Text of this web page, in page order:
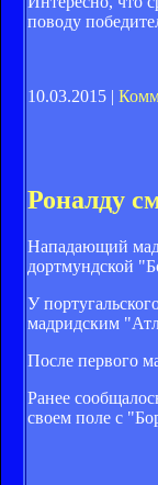
поводу
10.03.2015 |
Роналду
Нападающий
дортмундской
У
мадридским
После первого
Ранее
своем поле с